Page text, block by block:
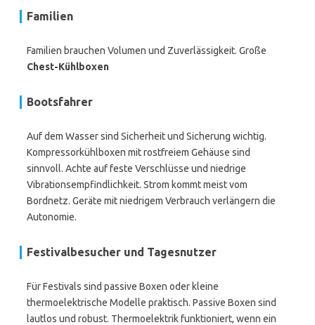
Familien
Familien brauchen Volumen und Zuverlässigkeit. Große
Chest-Kühlboxen
Bootsfahrer
Auf dem Wasser sind Sicherheit und Sicherung wichtig.
Kompressorkühlboxen mit rostfreiem Gehäuse sind
sinnvoll. Achte auf feste Verschlüsse und niedrige
Vibrationsempfindlichkeit. Strom kommt meist vom
Bordnetz. Geräte mit niedrigem Verbrauch verlängern die
Autonomie.
Festivalbesucher und Tagesnutzer
Für Festivals sind passive Boxen oder kleine
thermoelektrische Modelle praktisch. Passive Boxen sind
lautlos und robust. Thermoelektrik funktioniert, wenn ein